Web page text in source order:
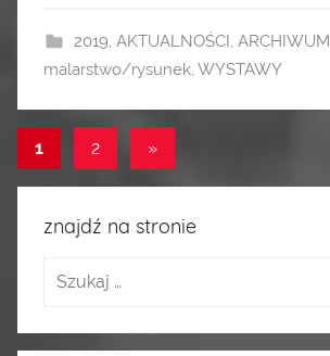
2019, AKTUALNOŚCI, ARCHIWUM
malarstwo/rysunek, WYSTAWY
Nawigacja
po
1 2
Następne
»
znajdź na stronie